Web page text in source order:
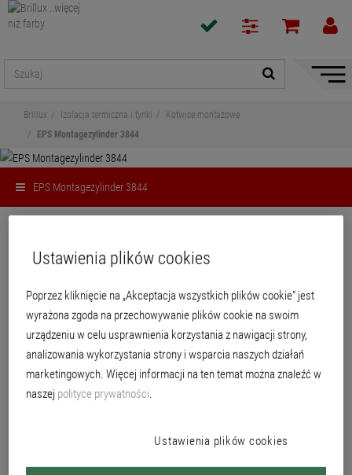
Pokaż
Brillux Izolacja termiczna i tynki
Kotwice montażowe
EPS Montagezylinder 3844
EPS Montagezylinder 3844
Ustawienia plików cookies
Poprzez kliknięcie na „Akceptacja wszystkich plików cookie” jest
wyrażona zgoda na przechowywanie plików cookie na swoim
urządzeniu w celu usprawnienia korzystania z nawigacji strony,
analizowania wykorzystania strony i wsparcia naszych działań
marketingowych. Więcej informacji na ten temat można znaleźć w
naszej polityce prywatności.
Ustawienia plików cookies